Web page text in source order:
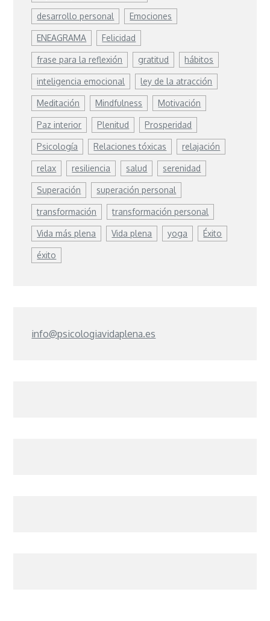
desarrollo personal Emociones
ENEAGRAMA Felicidad
frase para la reflexión gratitud hábitos
inteligencia emocional ley de la atracción
Meditación Mindfulness Motivación
Paz interior Plenitud Prosperidad
Psicología Relaciones tóxicas relajación
relax resiliencia salud serenidad
Superación superación personal
transformación transformación personal
Vida más plena Vida plena yoga Éxito
éxito
info@psicologiavidaplena.es